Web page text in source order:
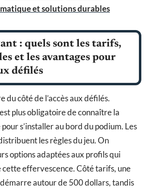
et solutions durables
: quels sont les tarifs,
et les avantages pour
défilés
du côté de l’accès aux défilés.
plus obligatoire de connaître la
s’installer au bord du podium. Les
les règles du jeu. On
options adaptées aux profils qui
effervescence. Côté tarifs, une
démarre autour de 500 dollars, tandis